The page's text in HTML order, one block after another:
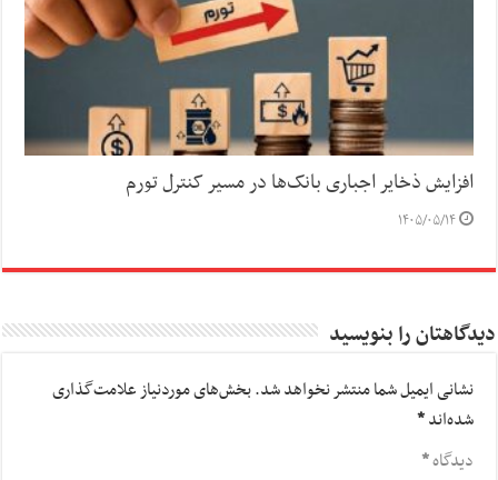
افزایش ذخایر اجباری بانک‌ها در مسیر کنترل تورم
۱۴۰۵/۰۵/۱۴
دیدگاهتان را بنویسید
نشانی ایمیل شما منتشر نخواهد شد.بخش‌های موردنیاز علامت‌گذاری
شده‌اند*
دیدگاه*